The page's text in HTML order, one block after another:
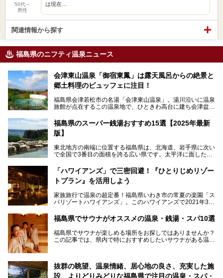
50代～
男性
は現在…
関連情報から探す
福島県のニフティ温泉ニュース
会津東山温泉「御宿東鳳」は露天風呂からの絶景と
郷土料理のビュッフェに注目！
福島県会津若松市の名湯「会津東山温泉」。湯川沿いに温泉
旅館が点在するこの温泉地で、ひときわ高台に建ち会津盆地
ELS & RESORTSの「御宿東鳳」です。
大浴場は「宙の湯」「棚雲の湯」の2つ。いずれも素晴らし
の郷土料理など夕朝食の美味しさも評判。人気のこのお宿の
過ごし方を徹底紹介いたします。
───
提供元：オリックス・ホテルマネジメント株式会社【PR】
この記事は会津東山温泉 御宿東鳳のPR記事です。
福島県のスーパー銭湯おすすめ15選【2025年最新
版】
東北地方の南端に位置する福島県は、北海道、岩手県に次い
で全国で3番目の面積を誇る広い県です。太平洋に面した
る「中通り」、磐梯山や猪苗代湖、五色沼、尾瀬湿原などが
ある「会津地方」まで、変化に富んだ自然を楽しめるのが魅
力です。
も良好で、首都圏からの週末旅行先としても人気の福島県。
そんな福島県でチェックしておきたい、評判のスーパー銭湯
「ハワイアンズ」で三密回避！『ひとりじめリゾー
トプラン』を活用しよう
家族旅行で温泉の超定番！福島県いわき市の常夏の楽園「ス
パリゾートハワイアンズ」。このハワイアンズで2021年3月
く温泉編」をスタートしました。
子供と一緒に安心して温泉に行きたい、そんな方にお役立ち
のこのプランをはじめとして、ハワイアンズの「ひとりじめ
リゾートプラン」の魅力をご紹介します。
福島県でサウナがオススメの温泉・銭湯・スパ10選
福島県でサウナが楽しめる場所をお探しではありませんか？
この記事では、県内で特におすすめしたいサウナがある温泉
「最近疲れが溜まってる。リフレッシュできる場所ないか
な？」
抜群の眺望、温泉情緒、居心地の良さ、充実した施
設、よりどりみどりな福島県で注目の温泉・スパ・